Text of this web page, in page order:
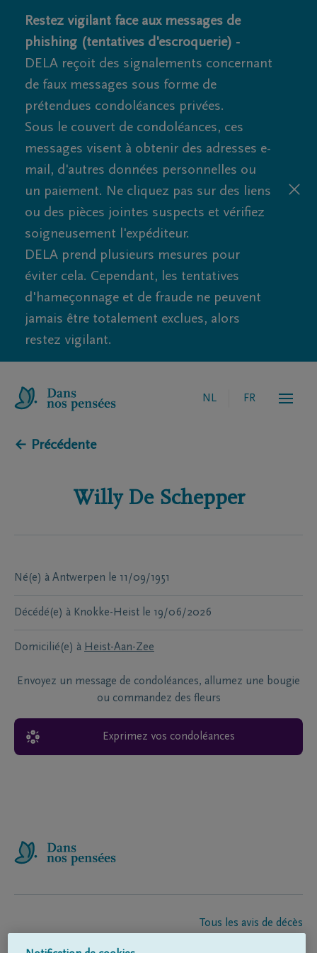
Restez vigilant face aux messages de
phishing (tentatives d'escroquerie) -
DELA reçoit des signalements concernant
de faux messages sous forme de
prétendues condoléances privées.
Sous le couvert de condoléances, ces
messages visent à obtenir des adresses e-
mail, d'autres données personnelles ou
un paiement. Ne cliquez pas sur des liens
ou des pièces jointes suspects et vérifiez
soigneusement l'expéditeur.
DELA prend plusieurs mesures pour
éviter cela. Cependant, les tentatives
d'hameçonnage et de fraude ne peuvent
jamais être totalement exclues, alors
restez vigilant.
NL FR
← Précédente
Willy De Schepper
Né(e) à Antwerpen le 11/09/1951
Décédé(e) à Knokke-Heist le 19/06/2026
Domicilié(e) à Heist-Aan-Zee
Envoyez un message de condoléances, allumez une bougie
ou commandez des fleurs
Exprimez vos condoléances
Tous les avis de décès